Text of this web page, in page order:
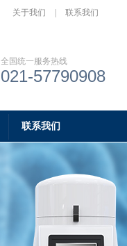
关于我们 联系我们
全国统一服务热线
021-57790908
联系我们